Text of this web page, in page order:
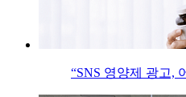
“SNS 영양제 광고,